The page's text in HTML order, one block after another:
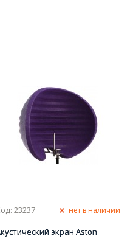
23237 нет в наличии
экран Aston